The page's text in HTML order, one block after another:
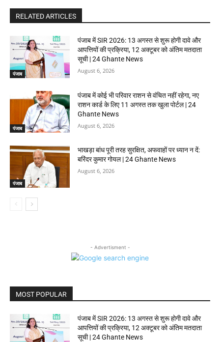
RELATED ARTICLES
पंजाब
पंजाब में SIR 2026: 13 अगस्त से शुरू होगी दावे और
आपत्तियों की प्रक्रिया, 12 अक्टूबर को अंतिम मतदाता
सूची | 24 Ghante News
August 6, 2026
पंजाब
पंजाब में कोई भी परिवार राशन से वंचित नहीं रहेगा, नए
राशन कार्ड के लिए 11 अगस्त तक खुला पोर्टल | 24
Ghante News
August 6, 2026
पंजाब
भाखड़ा बांध पूरी तरह सुरक्षित, अफवाहों पर ध्यान न दें:
बरिंदर कुमार गोयल | 24 Ghante News
August 6, 2026
- Advertisment -
MOST POPULAR
पंजाब में SIR 2026: 13 अगस्त से शुरू होगी दावे और
आपत्तियों की प्रक्रिया, 12 अक्टूबर को अंतिम मतदाता
सूची | 24 Ghante News